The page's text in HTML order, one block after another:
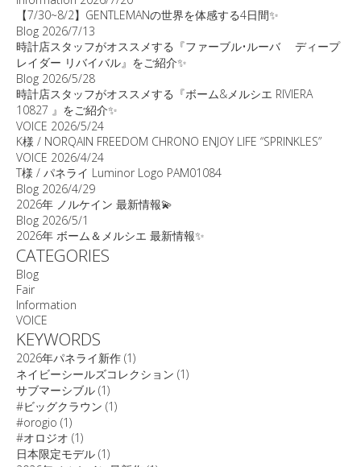
【7/30~8/2】GENTLEMANの世界を体感する4日間✨
Blog 2026/7/13
時計店スタッフがオススメする『ファーブル•ルーバ ディープ
レイダー リバイバル』をご紹介✨
Blog 2026/5/28
時計店スタッフがオススメする『ボーム&メルシエ RIVIERA
10827 』をご紹介✨
VOICE 2026/5/24
K様 / NORQAIN FREEDOM CHRONO ENJOY LIFE “SPRINKLES”
VOICE 2026/4/24
T様 / パネライ Luminor Logo PAM01084
Blog 2026/4/29
2026年 ノルケイン 最新情報💫
Blog 2026/5/1
2026年 ボーム＆メルシエ 最新情報✨
CATEGORIES
Blog
Fair
Information
VOICE
KEYWORDS
2026年パネライ新作 (1)
ネイビーシールズコレクション (1)
サブマーシブル (1)
#ビッグクラウン (1)
#orogio (1)
#オロジオ (1)
日本限定モデル (1)